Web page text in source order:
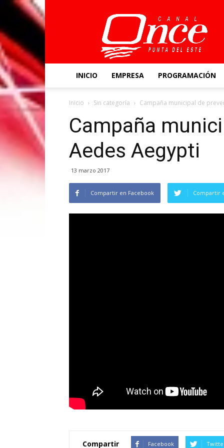
Canal
Once
INICIO EMPRESA PROGRAMACIÓN
Inicio Sin categoría Campaña municipal de
Campaña
Aedes Aegypti
13 marzo 2017
Compartir en Facebook Compartir
Compartir Facebook